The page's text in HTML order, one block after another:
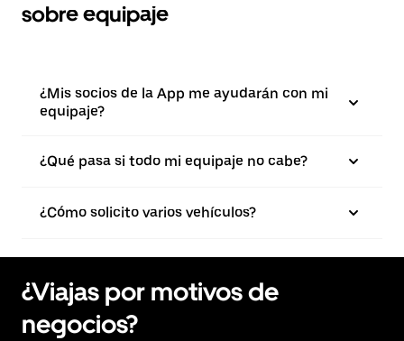
sobre equipaje
¿Mis socios de la App me ayudarán con mi
equipaje?
¿Qué pasa si todo mi equipaje no cabe?
¿Cómo solicito varios vehículos?
¿Viajas por motivos de
negocios?